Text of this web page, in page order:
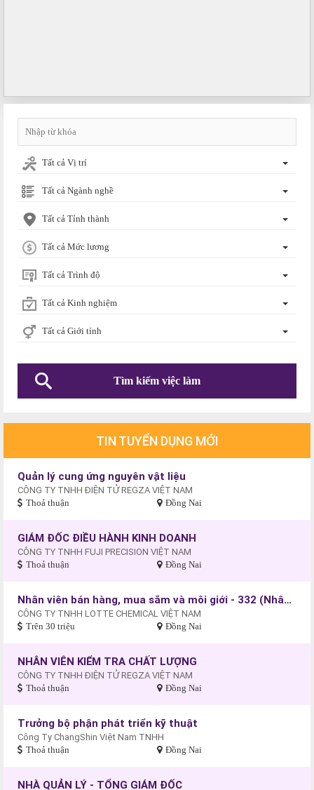
Tất cả Vị trí
Tất cả Ngành nghề
Tất cả Tỉnh thành
Tất cả Mức lương
Tất cả Trình độ
Tất cả Kinh nghiệm
Tất cả Giới tính
TIN TUYỂN DỤNG MỚI
Quản lý cung ứng nguyên vật liệu
CÔNG TY TNHH ĐIỆN TỬ REGZA VIỆT NAM
Thoả thuận Đồng Nai
GIÁM ĐỐC ĐIỀU HÀNH KINH DOANH
CÔNG TY TNHH FUJI PRECISION VIỆT NAM
Thoả thuận Đồng Nai
Nhân viên bán hàng, mua sắm và môi giới - 332 (Nhân viên kinh doanh)
CÔNG TY TNHH LOTTE CHEMICAL VIỆT NAM
Trên 30 triệu Đồng Nai
NHÂN VIÊN KIỂM TRA CHẤT LƯỢNG
CÔNG TY TNHH ĐIỆN TỬ REGZA VIỆT NAM
Thoả thuận Đồng Nai
Trưởng bộ phận phát triển kỹ thuật
Công Ty ChangShin Việt Nam TNHH
Thoả thuận Đồng Nai
NHÀ QUẢN LÝ - TỔNG GIÁM ĐỐC